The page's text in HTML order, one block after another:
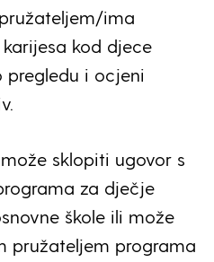
ima
kod djece
pregledu i ocjeni
sklopiti ugovor s
za dječje
škole ili može
pružateljem programa